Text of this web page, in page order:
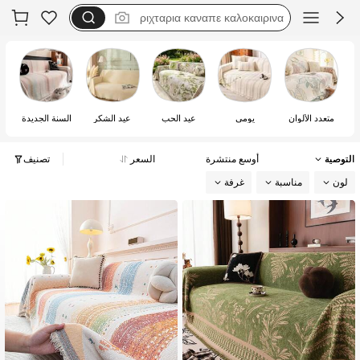
motf
pink blanket
متعدد الألوان يومي عيد الحب عيد الشكر السنة الجديدة
التوصية أوسع منتشرة السعر تصنيف
لون مناسبة غرفة